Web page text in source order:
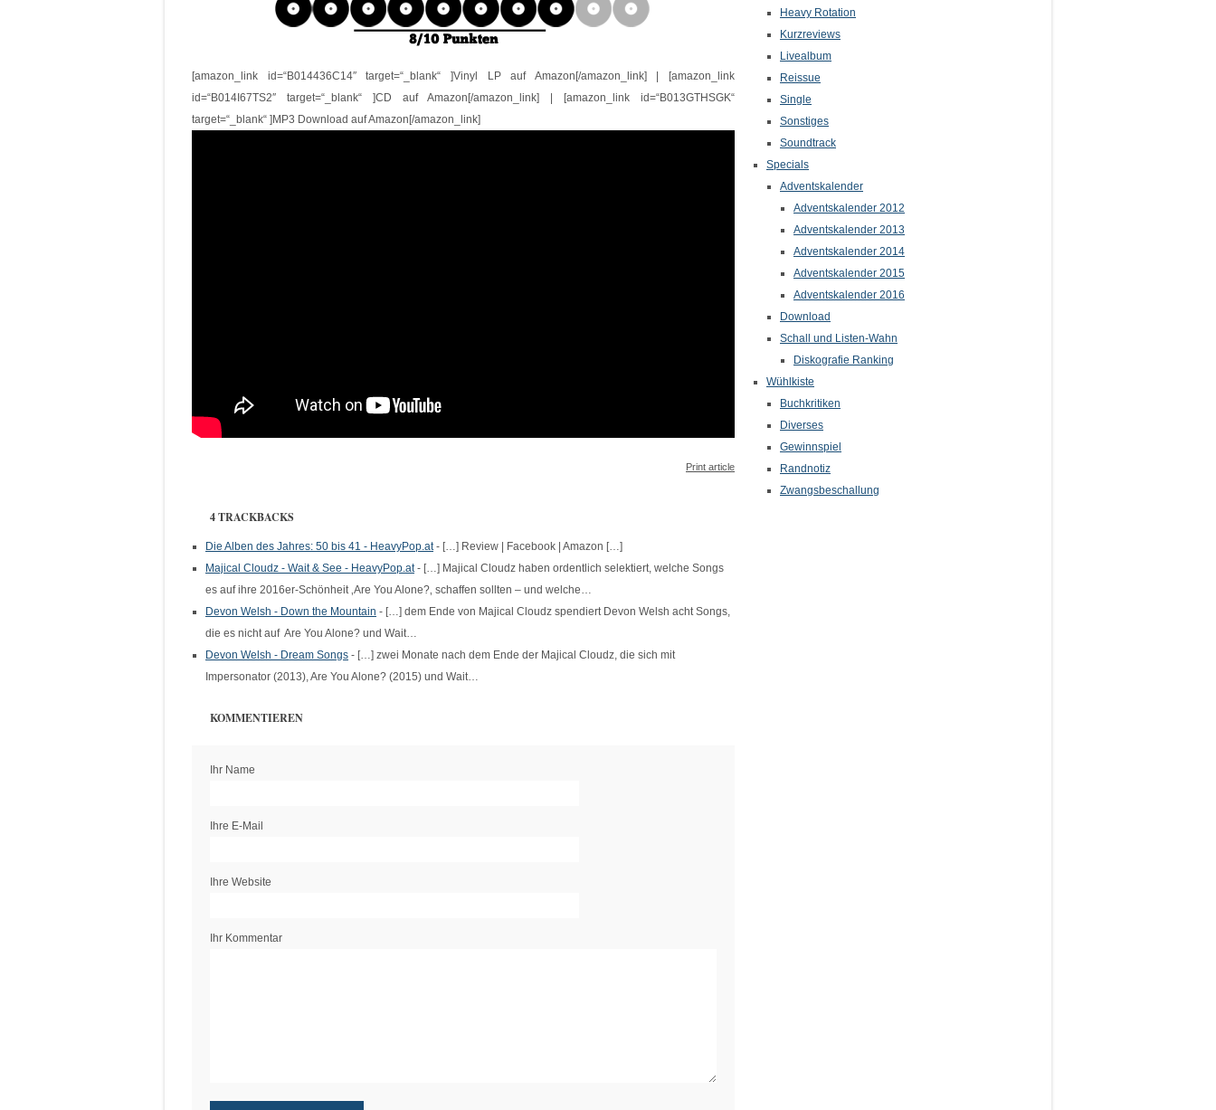
[amazon_link id=“B014436C14″ target=“_blank“ ]Vinyl LP auf Amazon[/amazon_link] | [amazon_link
id=“B014I67TS2″ target=“_blank“ ]CD auf Amazon[/amazon_link] | [amazon_link id=“B013GTHSGK“
target=“_blank“ ]MP3 Download auf Amazon[/amazon_link]
Print article
4 TRACKBACKS
Die Alben des Jahres: 50 bis 41 - HeavyPop.at- […] Review | Facebook | Amazon […]
Majical Cloudz - Wait & See - HeavyPop.at- […] Majical Cloudz haben ordentlich selektiert, welche Songs
es auf ihre 2016er-Schönheit ‚Are You Alone?‚ schaffen sollten – und welche…
Devon Welsh - Down the Mountain - […] dem Ende von Majical Cloudz spendiert Devon Welsh acht Songs,
die es nicht auf Are You Alone? und Wait…
Devon Welsh - Dream Songs - […] zwei Monate nach dem Ende der Majical Cloudz, die sich mit
Impersonator (2013), Are You Alone? (2015) und Wait…
KOMMENTIEREN
Ihr Name
Ihre E-Mail
Ihre Website
Ihr Kommentar
Heavy Rotation
Kurzreviews
Livealbum
Reissue
Single
Sonstiges
Soundtrack
Specials
Adventskalender
Adventskalender 2012
Adventskalender 2013
Adventskalender 2014
Adventskalender 2015
Adventskalender 2016
Download
Schall und Listen-Wahn
Diskografie Ranking
Wühlkiste
Buchkritiken
Diverses
Gewinnspiel
Randnotiz
Zwangsbeschallung